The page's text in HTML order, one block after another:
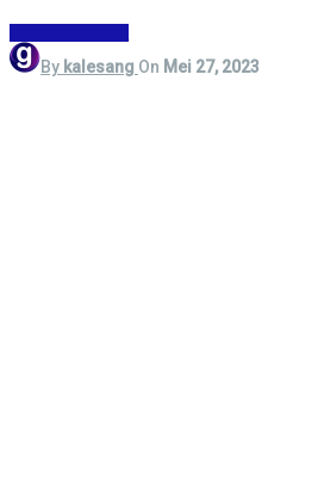
By kalesang On Mei 27, 2023